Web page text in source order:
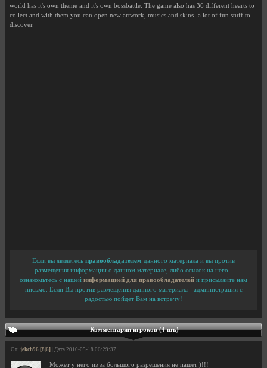
world has it's own theme and it's own bossbattle. The game also has 36 different hearts to
collect and with them you can open new artwork, musics and skins- a lot of fun stuff to
discover.
Если вы являетесь правообладателем данного материала и вы против
размещения информации о данном материале, либо ссылок на него -
ознакомьтесь с нашей информацией для правообладателей и присылайте нам
письмо. Если Вы против размещения данного материала - администрация с
радостью пойдет Вам на встречу!
Комментарии игроков (4 шт.)
От: jekch96 [8|6] | Дата 2010-05-18 06:29:37
Может у него из за большого разрешения не пашет:)!!!